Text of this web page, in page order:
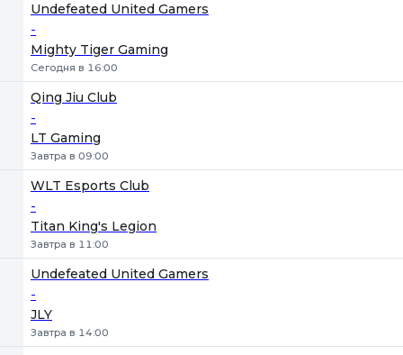
Undefeated United Gamers
-
Mighty Tiger Gaming
Сегодня в 16:00
Qing Jiu Club
-
LT Gaming
Завтра в 09:00
WLT Esports Club
-
Titan King's Legion
Завтра в 11:00
Undefeated United Gamers
-
JLY
Завтра в 14:00